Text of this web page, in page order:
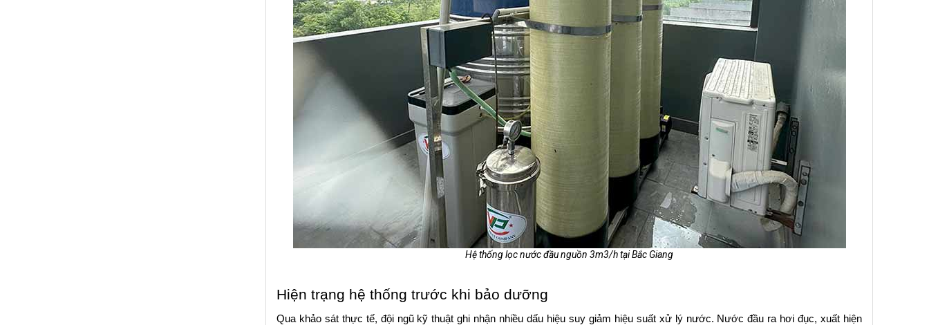
Hệ thống lọc nước đầu nguồn 3m3/h tại Bắc Giang
Hiện trạng hệ thống trước khi bảo dưỡng
Qua khảo sát thực tế, đội ngũ kỹ thuật ghi nhận nhiều dấu hiệu suy giảm hiệu suất xử lý nước. Nước đầu ra hơi đục, xuất hiện